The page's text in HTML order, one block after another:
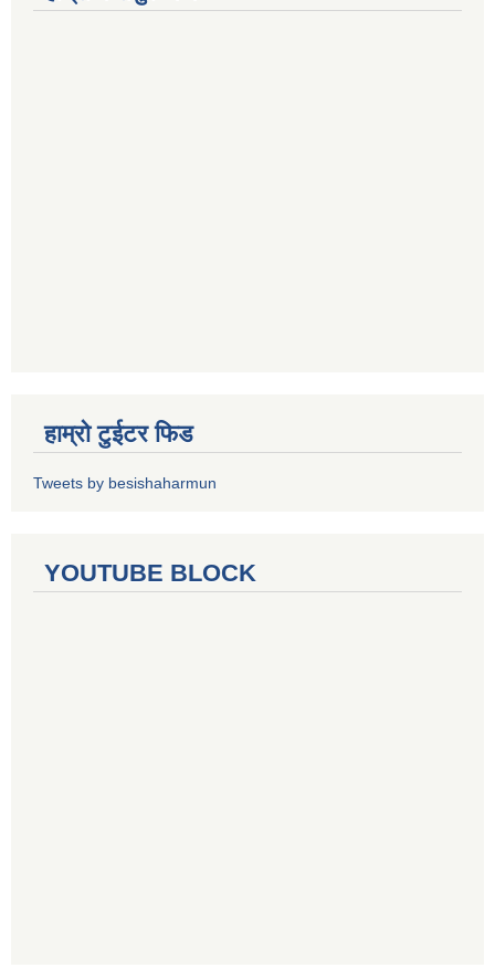
हाम्रो टुईटर फिड
Tweets by besishaharmun
YOUTUBE BLOCK